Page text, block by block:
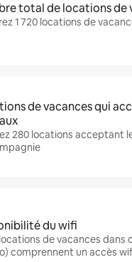
total de locations de
1 720 locations de
de vacances qui
280 locations acceptant
du wifi
de vacances dans
comprennent un accès